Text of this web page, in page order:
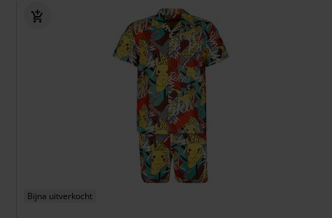
Bijna uitverkocht